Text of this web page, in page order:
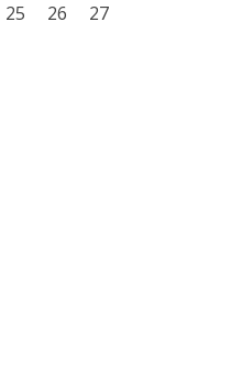
25 26
27